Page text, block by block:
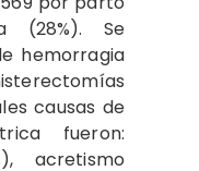
(28%). Se
hemorragia
causas de
fueron:
acretismo